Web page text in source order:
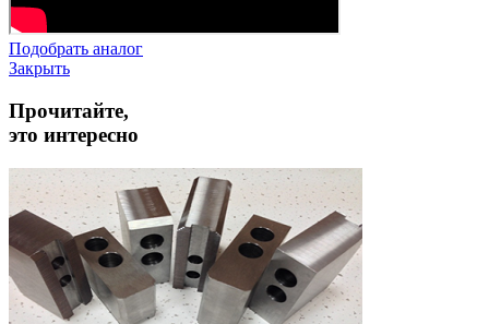
Подобрать аналог
Закрыть
Прочитайте,
это интересно